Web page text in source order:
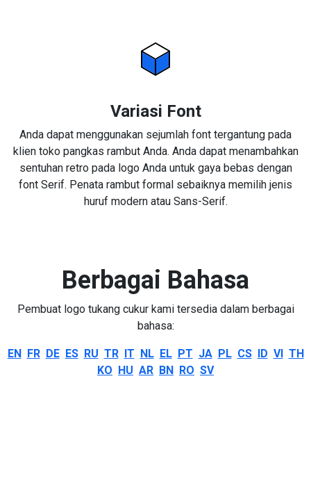
Variasi Font
Anda dapat menggunakan sejumlah font tergantung pada
klien toko pangkas rambut Anda. Anda dapat menambahkan
sentuhan retro pada logo Anda untuk gaya bebas dengan
font Serif. Penata rambut formal sebaiknya memilih jenis
huruf modern atau Sans-Serif.
Berbagai Bahasa
Pembuat logo tukang cukur kami tersedia dalam berbagai
bahasa:
EN FR DE ES RU TR IT NL EL PT JA PL CS ID VI TH
KO HU AR BN RO SV